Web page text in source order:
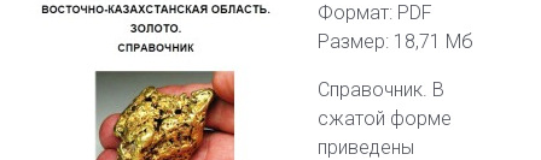
Формат: PDF
Размер: 18,71 Мб
Справочник. В
сжатой форме
приведены